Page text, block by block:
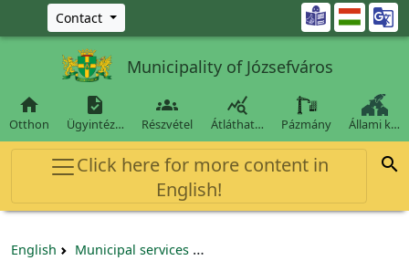
Ugrás a fő tartalomra
Contact 
Municipality of Józsefváros

Otthon

Ügyintéz…

Részvétel

Átláthat… Pázmány Állami k…
Click here for more content in
English!

English Municipal services